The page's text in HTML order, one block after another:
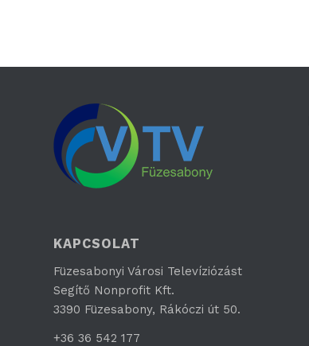
KAPCSOLAT
Füzesabonyi Városi Televíziózást
Segítő Nonprofit Kft.
3390 Füzesabony, Rákóczi út 50.
+36 36 542 177